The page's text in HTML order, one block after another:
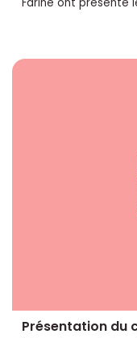
Présentation du